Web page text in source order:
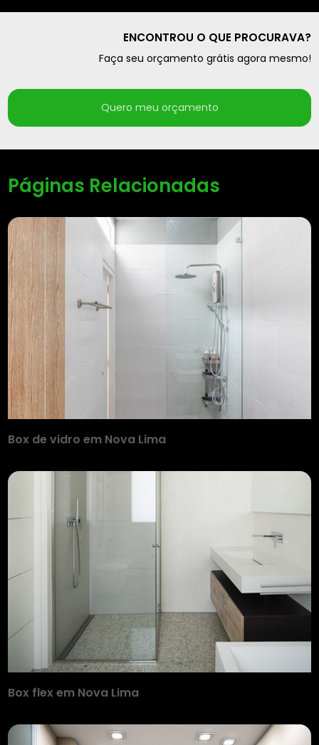
ENCONTROU O QUE PROCURAVA?
Faça seu orçamento grátis agora mesmo!
Quero meu orçamento
Páginas Relacionadas
Box de vidro em Nova Lima
Box flex em Nova Lima